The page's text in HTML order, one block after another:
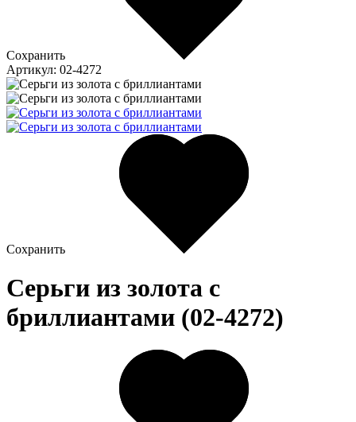
Сохранить
Артикул: 02-4272
Сохранить
Серьги из золота c
бриллиантами (02-4272)